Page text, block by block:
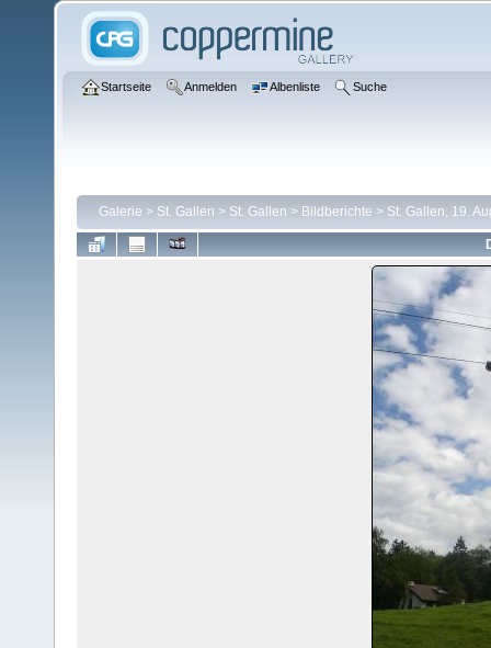
Startseite Anmelden Albenliste Suche
Galerie > St. Gallen > St. Gallen > Bildberichte > St. Gallen, 19.